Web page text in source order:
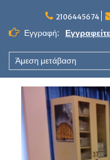
content
2106445674
Εγγραφή:
Άμεση μετάβαση